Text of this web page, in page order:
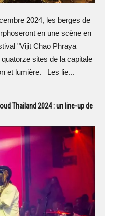
2024, les berges de
en une scène en
"Vijit Chao Phraya
sites de la capitale
et lumière. Les lie...
Thailand 2024 : un line-up de